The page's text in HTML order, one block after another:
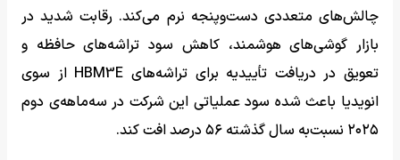
چالش‌های متعددی دست‌وپنجه نرم می‌کند. رقابت شدید در
بازار گوشی‌های هوشمند، کاهش سود تراشه‌های حافظه و
تعویق در دریافت تأییدیه برای تراشه‌های HBM3E از سوی
انویدیا باعث شده سود عملیاتی این شرکت در سه‌ماهه‌ی دوم
۲۰۲۵ نسبت‌به سال گذشته ۵۶ درصد افت کند.